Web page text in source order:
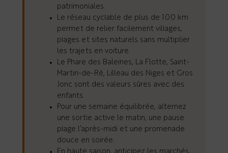
patrimoniales.
Le réseau cyclable de plus de 100 km
permet de relier facilement villages,
plages et sites naturels sans multiplier
les trajets en voiture.
Le Phare des Baleines, La Flotte, Saint-
Martin-de-Ré, Lilleau des Niges et Gros
Jonc sont des valeurs sûres avec des
enfants.
Pour une semaine équilibrée, alternez
une sortie active le matin, une pause
plage l’après-midi et une promenade
douce en soirée.